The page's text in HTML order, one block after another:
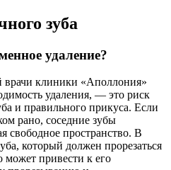
зуба
удаление?
врачи клиники «Аполлония»
удаления, — это риск
и правильного прикуса. Если
рано, соседние зубы
свободное пространство. В
который должен прорезаться
может привести к его